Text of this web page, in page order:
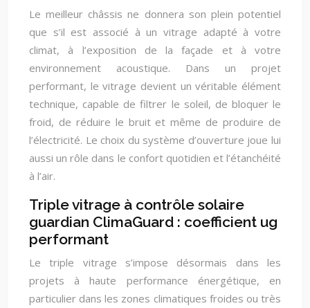
Le meilleur châssis ne donnera son plein potentiel
que s’il est associé à un vitrage adapté à votre
climat, à l’exposition de la façade et à votre
environnement acoustique. Dans un projet
performant, le vitrage devient un véritable élément
technique, capable de filtrer le soleil, de bloquer le
froid, de réduire le bruit et même de produire de
l’électricité. Le choix du système d’ouverture joue lui
aussi un rôle dans le confort quotidien et l’étanchéité
à l’air.
Triple vitrage à contrôle solaire
guardian ClimaGuard : coefficient ug
performant
Le triple vitrage s’impose désormais dans les
projets à haute performance énergétique, en
particulier dans les zones climatiques froides ou très